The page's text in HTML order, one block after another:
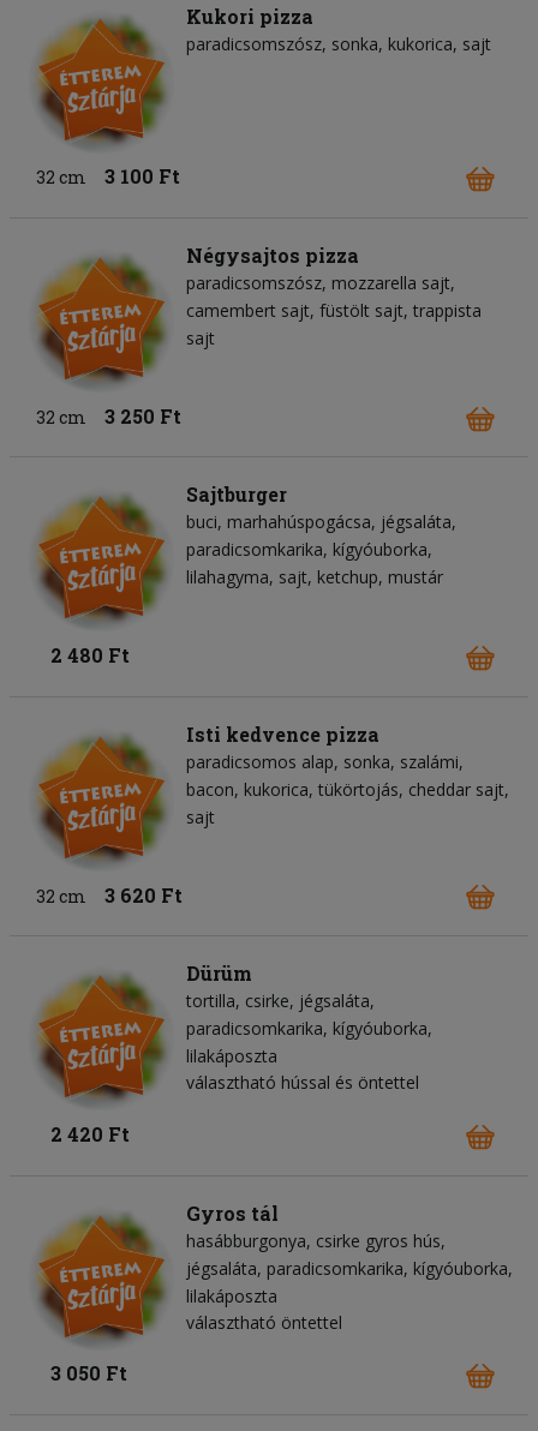
Kukori pizza
paradicsomszósz sonka kukorica sajt
32 cm 3 100 Ft
Négysajtos pizza
paradicsomszósz mozzarella sajt
camembert sajt füstölt sajt trappista
sajt
32 cm 3 250 Ft
Sajtburger
buci marhahúspogácsa jégsaláta
paradicsomkarika kígyóuborka
lilahagyma sajt ketchup mustár
2 480 Ft
Isti kedvence pizza
paradicsomos alap sonka szalámi
bacon kukorica tükörtojás cheddar sajt
sajt
32 cm 3 620 Ft
Dürüm
tortilla csirke jégsaláta
paradicsomkarika kígyóuborka
lilakáposzta
választható hússal és öntettel
2 420 Ft
Gyros tál
hasábburgonya csirke gyros hús
jégsaláta paradicsomkarika kígyóuborka
lilakáposzta
választható öntettel
3 050 Ft